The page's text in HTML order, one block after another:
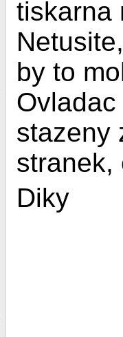
tiskarna
by to
stazeny
stranek,
Diky